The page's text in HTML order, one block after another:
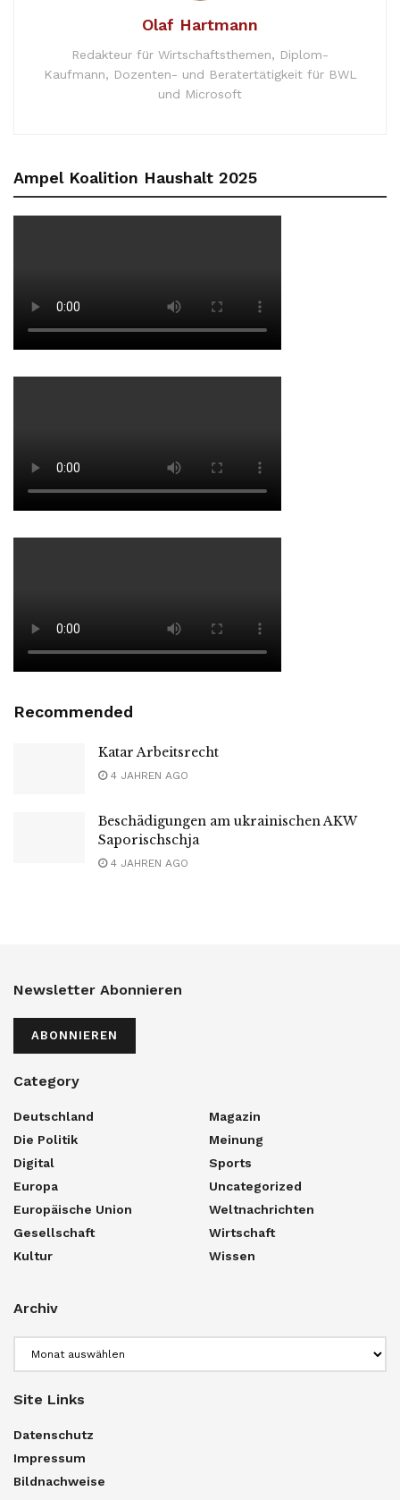
Olaf Hartmann
Redakteur für Wirtschaftsthemen, Diplom-
Kaufmann, Dozenten- und Beratertätigkeit für BWL
und Microsoft
Ampel Koalition Haushalt 2025
Recommended
Katar Arbeitsrecht
4 JAHREN AGO
Beschädigungen am ukrainischen AKW
Saporischschja
4 JAHREN AGO
Newsletter Abonnieren
ABONNIEREN
Category
Deutschland
Die Politik
Digital
Europa
Europäische Union
Gesellschaft
Kultur
Magazin
Meinung
Sports
Uncategorized
Weltnachrichten
Wirtschaft
Wissen
Archiv
Site Links
Datenschutz
Impressum
Bildnachweise